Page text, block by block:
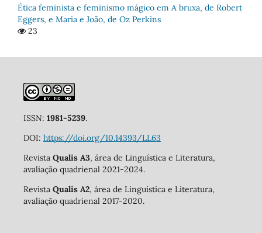
Ética feminista e feminismo mágico em A bruxa, de Robert
Eggers, e Maria e João, de Oz Perkins
23
ISSN: 1981-5239.
DOI: https://doi.org/10.14393/LL63
Revista Qualis A3, área de Linguística e Literatura,
avaliação quadrienal 2021-2024.
Revista Qualis A2, área de Linguística e Literatura,
avaliação quadrienal 2017-2020.